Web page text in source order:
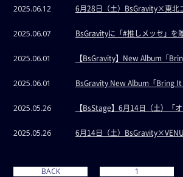
2025.06.12 6月28日（土）BsGravity×東北
2025.06.07 BsGravityに「#推しメッセ」を
2025.06.01 【BsGravity】New Album「
2025.06.01 BsGravity New Album「Bring It
2025.05.26 【BsStage】6月14日（土）「
2025.05.26 6月14日（土）
BACK 1